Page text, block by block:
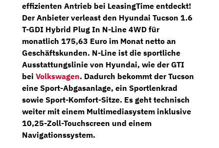
effizienten Antrieb bei LeasingTime entdeckt!
Der Anbieter verleast den Hyundai Tucson 1.6
T-GDI Hybrid Plug In N-Line 4WD für
monatlich 175,63 Euro im Monat netto an
Geschäftskunden. N-Line ist die sportliche
Ausstattungslinie von Hyundai, wie der GTI
bei Volkswagen. Dadurch bekommt der Tucson
eine Sport-Abgasanlage, ein Sportlenkrad
sowie Sport-Komfort-Sitze. Es geht technisch
weiter mit einem Multimediasystem inklusive
10,25-Zoll-Touchscreen und einem
Navigationssystem.